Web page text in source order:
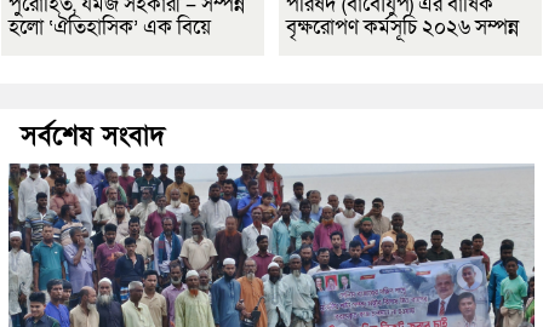
হলো ‘ঐতিহাসিক’ এক বিয়ে
বৃক্ষরোপণ কর্মসূচি ২০২৬ সম্পন্ন
সর্বশেষ সংবাদ